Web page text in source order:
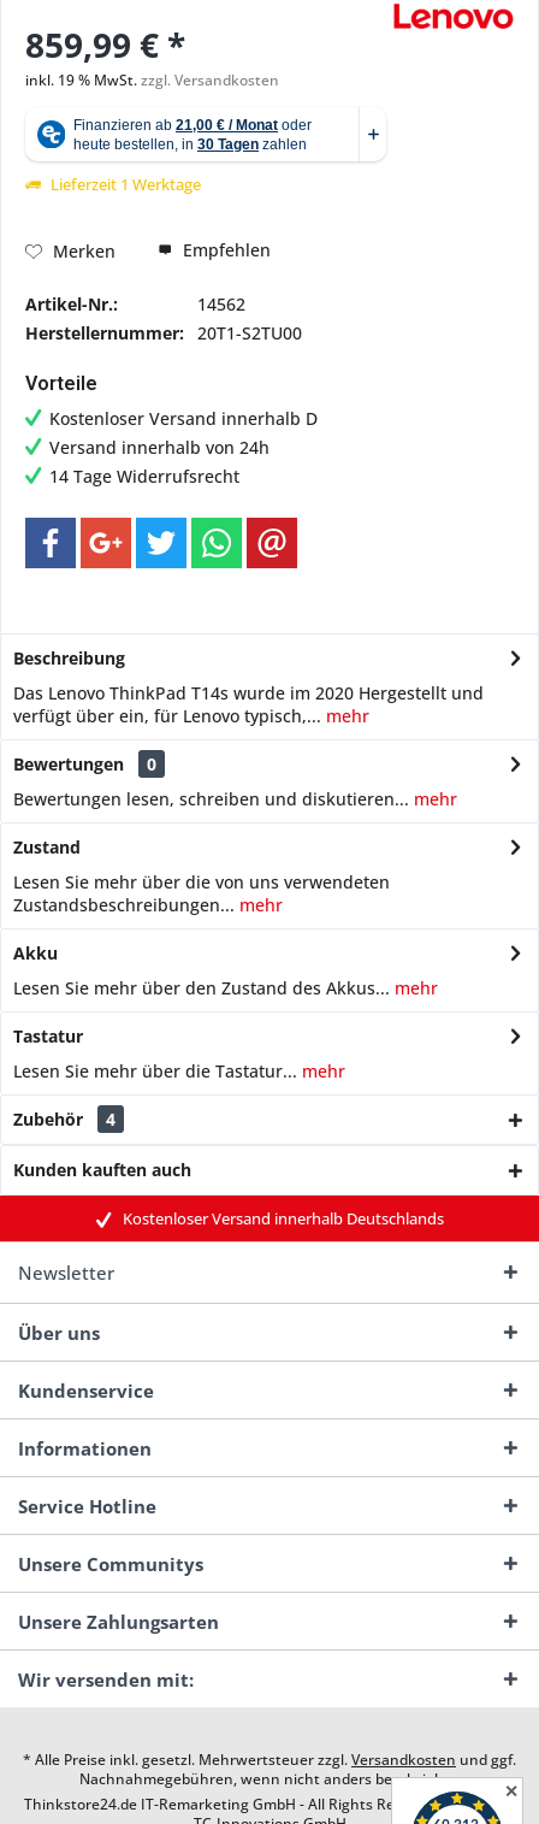
859,99 € *
inkl. 19 % MwSt.zzgl. Versandkosten
Lieferzeit 1 Werktage
Merken Empfehlen
Artikel-Nr.:
14562
Herstellernummer: 20T1-S2TU00
Vorteile
Kostenloser Versand innerhalb D
Versand innerhalb von 24h
14 Tage Widerrufsrecht
Beschreibung
Das Lenovo ThinkPad T14s wurde im 2020 Hergestellt und
verfügt über ein, für Lenovo typisch,... mehr
Bewertungen
0
Bewertungen lesen, schreiben und diskutieren... mehr
Zustand
Lesen Sie mehr über die von uns verwendeten
Zustandsbeschreibungen... mehr
Akku
Lesen Sie mehr über den Zustand des Akkus... mehr
Tastatur
Lesen Sie mehr über die Tastatur... mehr
Zubehör 4
Kunden kauften auch
Kostenloser Versand innerhalb Deutschlands
Newsletter
Über uns
Kundenservice
Informationen
Service Hotline
Unsere Communitys
Unsere Zahlungsarten
Wir versenden mit:
* Alle Preise inkl. gesetzl. Mehrwertsteuer zzgl.Versandkosten und ggf.
Nachnahmegebühren, wenn nicht anders beschrieben
Thinkstore24.de IT-Remarketing GmbH - All Rights Reserved. Design by
✕